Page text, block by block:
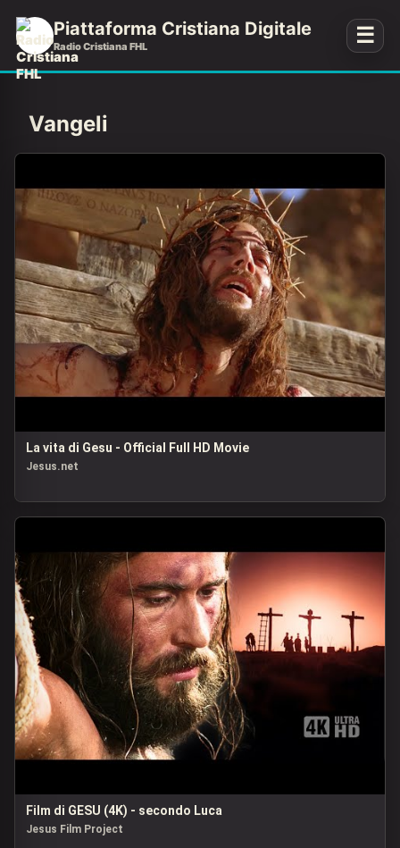
Piattaforma Cristiana Digitale
Radio Cristiana FHL ☰
Vangeli
La vita di Gesu - Official Full HD Movie
Jesus.net
Film di GESU (4K) - secondo Luca
Jesus Film Project